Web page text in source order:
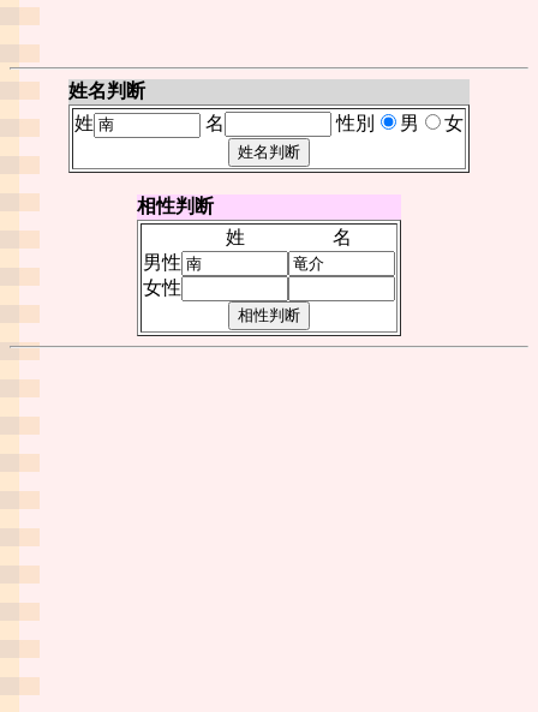
姓名判断
姓
名 性別 男 女
相性判断
姓
名
男性
女性